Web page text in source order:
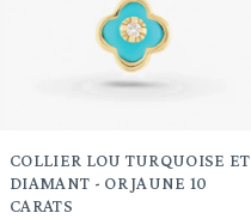
COLLIER LOU TURQUOISE ET
DIAMANT - OR JAUNE 10
CARATS